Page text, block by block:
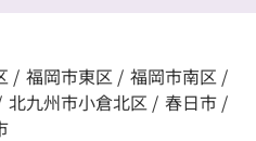
/ 福岡市東区 / 福岡市南区 /
北九州市小倉北区 / 春日市 /